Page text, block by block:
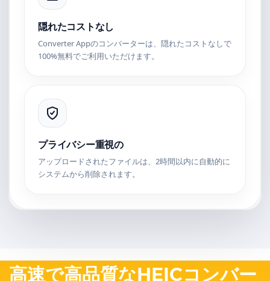
隠れたコストなし
Converter Appのコンバーターは、隠れたコストなしで
100%無料でご利用いただけます。
プライバシー重視の
アップロードされたファイルは、2時間以内に自動的に
システムから削除されます。
高速で高品質なHEICコンバー